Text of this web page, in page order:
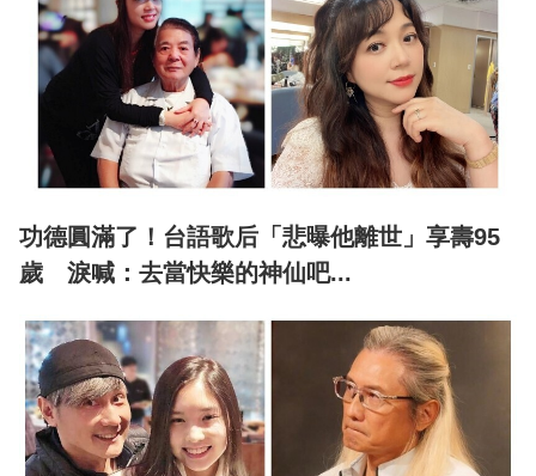
功德圓滿了！台語歌后「悲曝他離世」享壽95
歲 淚喊：去當快樂的神仙吧...